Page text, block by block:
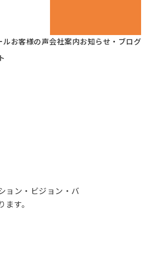
ルお客様の声会社案内お知らせ・ブログ
ョン・ビジョン・バ
す。